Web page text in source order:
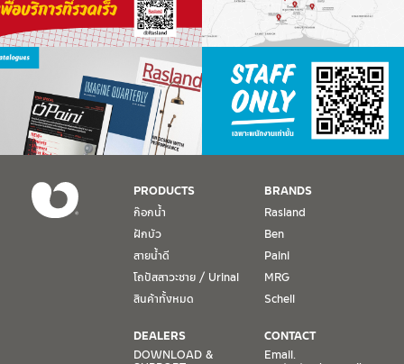
PRODUCTS
ก๊อกน้ำ
ฝักบัว
สายน้ำดี
โถปัสสาวะชาย / Urinal
สินค้าทั้งหมด
BRANDS
Rasland
Ben
Paini
MRG
Schell
DEALERS
DOWNLOAD &
CONTACT
Email.